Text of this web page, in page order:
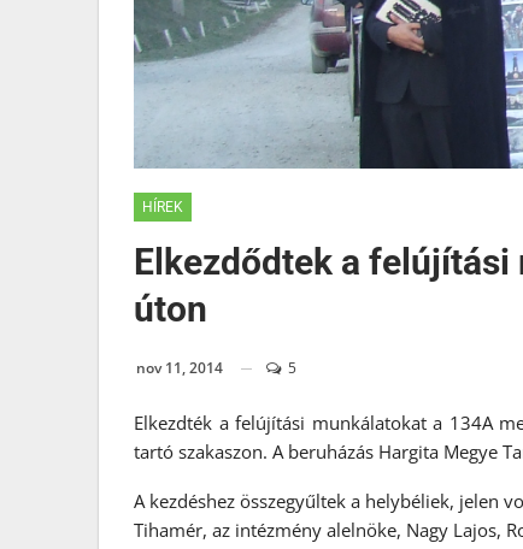
HÍREK
Elkezdődtek a
úton
nov 11, 2014 5
Elkezdték a felújítási munkálatokat a 134A
tartó szakaszon. A beruházás Hargita Megye
A kezdéshez összegyűltek a helybéliek, jelen
Tihamér, az intézmény alelnöke, Nagy Lajos,